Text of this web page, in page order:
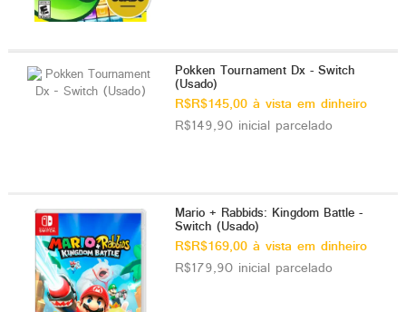
Pokken Tournament Dx - Switch
(Usado)
R$R$145,00 à vista em dinheiro
R$149,90 inicial parcelado
Mario + Rabbids: Kingdom Battle -
Switch (Usado)
R$R$169,00 à vista em dinheiro
R$179,90 inicial parcelado